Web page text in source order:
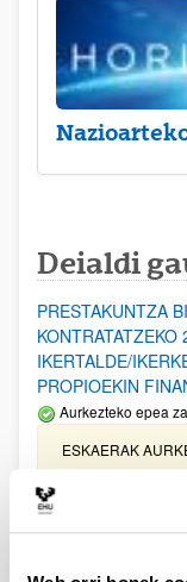
Deialdi
PRESTAKUNTZA
IKERTALDE/
PROPIOEKIN
Aurkezteko epea
ESKAERAK
UPV/EHUn
erosi eta